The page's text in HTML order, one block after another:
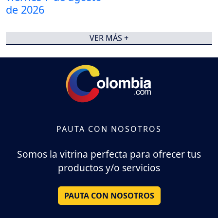
VER MÁS +
PAUTA CON NOSOTROS
Somos la vitrina perfecta para ofrecer tus
productos y/o servicios
PAUTA CON NOSOTROS